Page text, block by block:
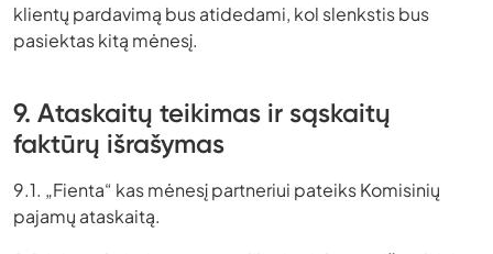
klientų pardavimą bus atidedami, kol slenkstis bus
pasiektas kitą mėnesį.
9. Ataskaitų teikimas ir sąskaitų
faktūrų išrašymas
9.1. „Fienta“ kas mėnesį partneriui pateiks Komisinių
pajamų ataskaitą.